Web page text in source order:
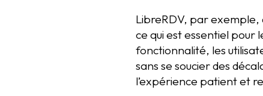
LibreRDV, par exemple,
ce qui est essentiel
fonctionnalité, les
sans se soucier des
l’expérience patient et